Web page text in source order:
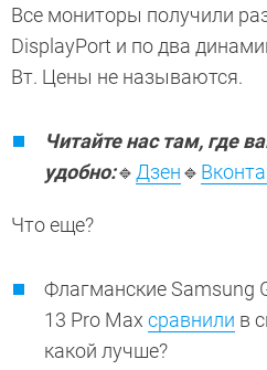
Все мониторы получили
DisplayPort и по два
Вт. Цены не называются.
Читайте нас там, где
удобно:🔹 Дзен🔹
Что еще?
Флагманские Samsung
13 Pro Max сравнили в
какой лучше?